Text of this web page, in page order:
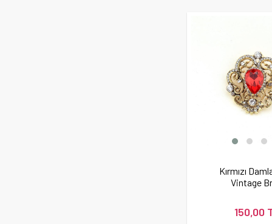
Kırmızı
Vintage
150,00